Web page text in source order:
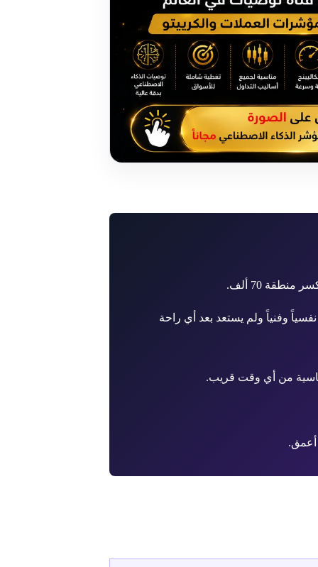
70 ألف.
وفنياً ولم يستعد بعد أي راحة
من أي وقت قريب.